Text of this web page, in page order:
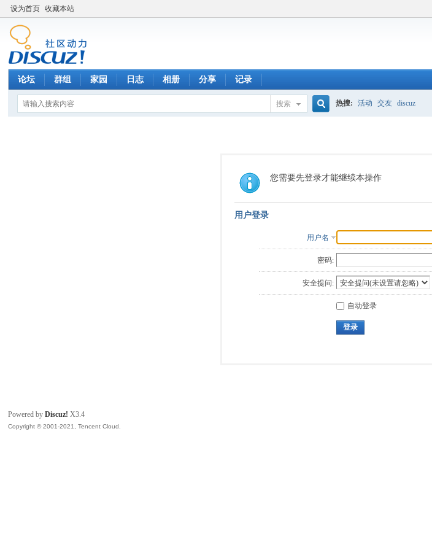
设为首页 收藏本站
论坛 群组 家园 日志 相册 分享 记录
搜索
索
热搜: 活动 交友 discuz
您需要先登录才能继续本操作
用户登录
用户名
密码:
安全提问:
自动登录
登录
Powered byDiscuz! X3.4
Copyright © 2001-2021, Tencent Cloud.